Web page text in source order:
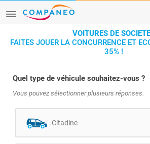
VOITURES DE
FAITES JOUER LA CONCURRENCE ET
35% !
Quel type de véhicule souhaitez-vous ?
Vous pouvez sélectionner plusieurs réponses.
Citadine